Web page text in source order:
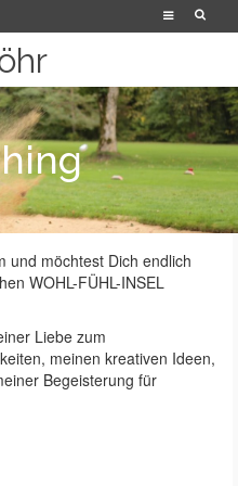
und möchtest Dich endlich
WOHL-FÜHL-INSEL
Liebe zum
meinen kreativen Ideen,
Begeisterung für